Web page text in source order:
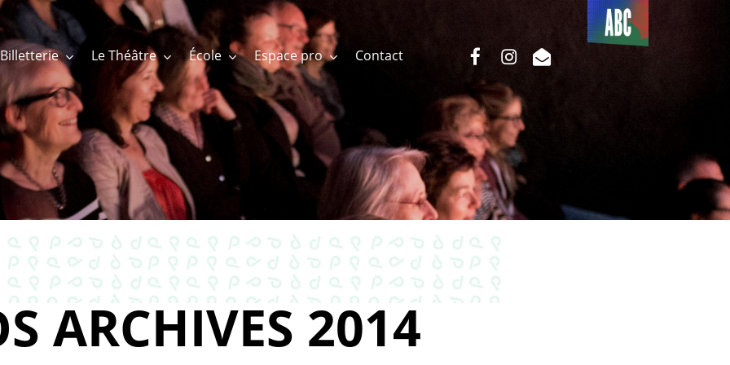
Billetterie Le Théâtre École Espace pro Contact
Du côté
de l’ABC
facebookinstagram
email
ARCHIVES 2014